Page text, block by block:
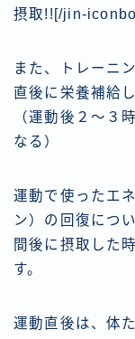
摂取!![/jin-
また、トレーニ
直後に栄養補給
（運動後２〜３
なる）
運動で使ったエ
ン）の回復につ
間後に摂取した
す。
運動直後は、体